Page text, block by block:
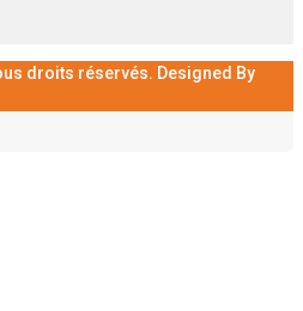
droits réservés. Designed By